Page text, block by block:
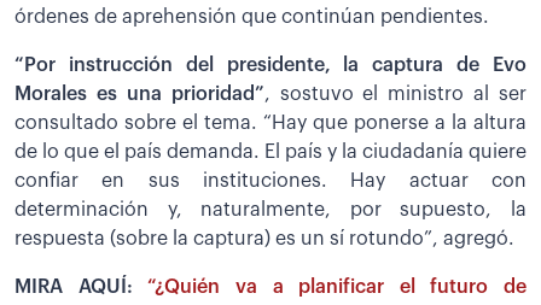
órdenes de aprehensión que continúan pendientes.
“Por instrucción del presidente, la captura de Evo
Morales es una prioridad”, sostuvo el ministro al ser
consultado sobre el tema. “Hay que ponerse a la altura
de lo que el país demanda. El país y la ciudadanía quiere
confiar en sus instituciones. Hay actuar con
determinación y, naturalmente, por supuesto, la
respuesta (sobre la captura) es un sí rotundo”, agregó.
MIRA AQUÍ:“¿Quién va a planificar el futuro de